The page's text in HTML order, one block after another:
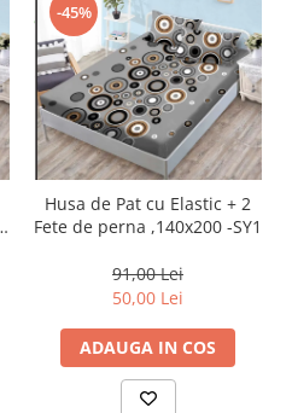
-45%
Husa de Pat cu Elastic + 2
Fete de perna ,140x200 -SY1
91,00 Lei
50,00 Lei
ADAUGA IN COS